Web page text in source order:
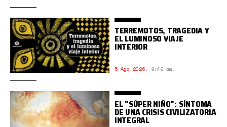
TERREMOTOS, TRAGEDIA Y
EL LUMINOSO VIAJE
INTERIOR
5 Ago 2026, 9:42 am.
EL "SÚPER NIÑO": SÍNTOMA
DE UNA CRISIS CIVILIZATORIA
INTEGRAL